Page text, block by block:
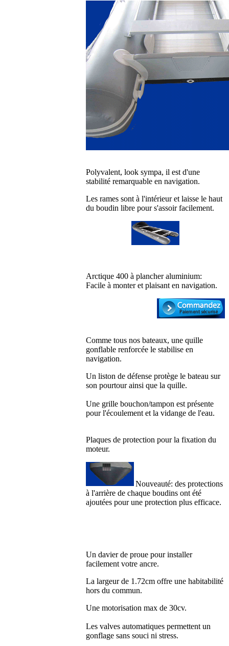
Polyvalent, look sympa, il est d'une
stabilité remarquable en navigation.
Les rames sont à l'intérieur et laisse le haut
du boudin libre pour s'assoir facilement.
Arctique 400 à plancher aluminium:
Facile à monter et plaisant en navigation.
Comme tous nos bateaux, une quille
gonflable renforcée le stabilise en
navigation.
Un liston de défense protège le bateau sur
son pourtour ainsi que la quille.
Une grille bouchon/tampon est présente
pour l'écoulement et la vidange de l'eau.
Plaques de protection pour la fixation du
moteur.
Nouveauté: des protections
à l'arrière de chaque boudins ont été
ajoutées pour une protection plus efficace.
Un davier de proue pour installer
facilement votre ancre.
La largeur de 1.72cm offre une habitabilité
hors du commun.
Une motorisation max de 30cv.
Les valves automatiques permettent un
gonflage sans souci ni stress.